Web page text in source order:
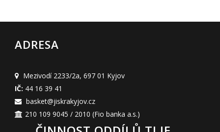
ADRESA
Mezivodí 2233/2a, 697 01 Kyjov
IČ: 44 16 39 41
basket@jiskrakyjov.cz
210 109 9045 / 2010 (Fio banka a.s.)